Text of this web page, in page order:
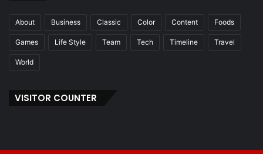
About Business Classic Color Content Foods
Games Life Style Team Tech Timeline Travel
World
VISITOR COUNTER